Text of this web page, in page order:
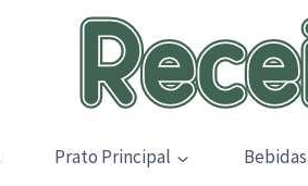
Prato Principal Bebidas